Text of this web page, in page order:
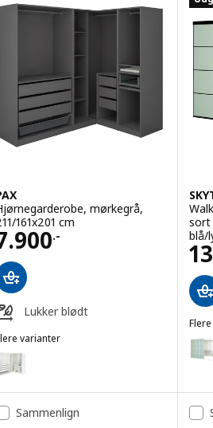
mørkegrå,
161x201 cm
.-
7900.-
Lukker blødt
varianter
PAX, Hjørnegarderobe, hvid, 211/
PAX, Hjørnegarderobe,
sort
blå/
Sammenlign